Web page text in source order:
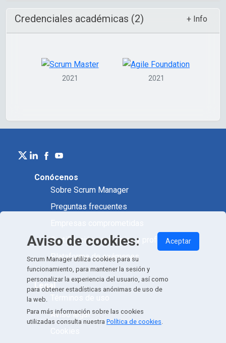
Credenciales académicas (2) + Info
2021 2021
Conócenos
Sobre Scrum Manager
Preguntas frecuentes
Certificación académica y profesional
Plataforma de exámenes
Legal
Aviso legal
Aviso de cookies:
Scrum Manager utiliza cookies para su
funcionamiento, para mantener la sesión y
personalizar la experiencia del usuario, así como
para obtener estadísticas anónimas de uso de
la web.
Para más información sobre las cookies
utilizadas consulta nuestra Política de cookies.
Aceptar